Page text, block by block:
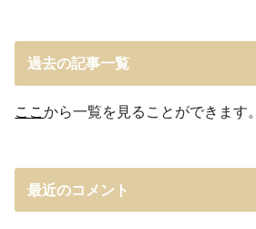
過去の記事一覧
ここから一覧を見ることができます。
最近のコメント